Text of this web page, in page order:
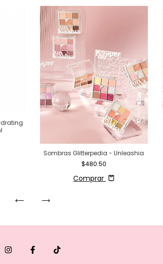
Sombras Glitterpedia - Unleashia
$480.50
Comprar